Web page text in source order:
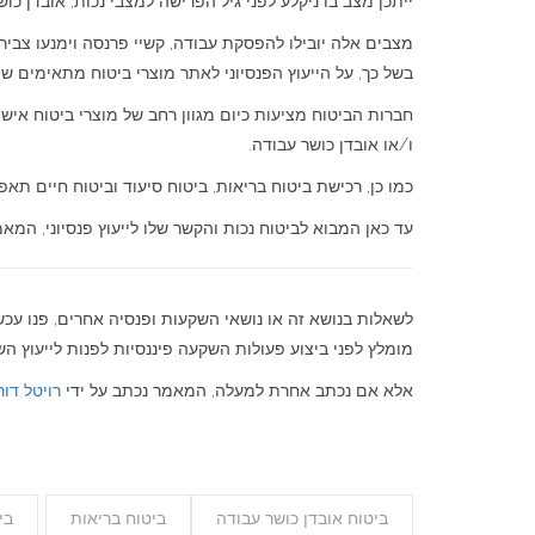
מצבים אלה יובילו להפסקת עבודה, קשיי פרנסה וימנעו
בשל כך, על הייעוץ הפנסיוני לאתר מוצרי ביטוח
חברות הביטוח מציעות כיום מגוון רחב של מוצרי ביטוח
ו/או אובדן כושר עבודה.
כמו כן, רכישת ביטוח בריאות, ביטוח סיעוד וביטוח חיים
עד כאן המבוא לביטוח נכות והקשר שלו לייעוץ פנסיוני,
לשאלות בנושא זה או נושאי השקעות ופנסיה אחרים, פנו
מומלץ לפני ביצוע פעולות השקעה פיננסיות לפנות לייעוץ
אלא אם נכתב אחרת למעלה, המאמר נכתב על ידי רויטל
ביטוח אובדן כושר עבודה ביטוח בריאות